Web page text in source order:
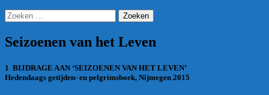
Zoeken
naar:
Seizoenen van het Leven
1 BIJDRAGE AAN ‘SEIZOENEN VAN HET LEVEN’
Hedendaags getijden- en pelgrimsboek, Nijmegen 2015